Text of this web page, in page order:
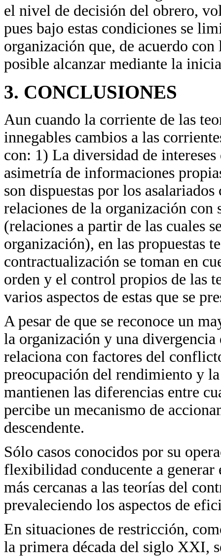
el nivel de decisión del obrero,
pues bajo estas condiciones se
organización que, de acuerdo
posible alcanzar mediante la
3. CONCLUSIONES
Aun cuando la corriente de las
innegables cambios a las
con: 1) La diversidad de
asimetría de informaciones
son dispuestas por los
relaciones de la organización con
(relaciones a partir de las cuales
organización), en las propuestas
contractualización se toman en
orden y el control propios de las
varios aspectos de estas que se
A pesar de que se reconoce un
la organización y una divergencia
relaciona con factores del
preocupación del rendimiento y
mantienen las diferencias entre
percibe un mecanismo de
descendente.
Sólo casos conocidos por su
flexibilidad conducente a generar
más cercanas a las teorías del
prevaleciendo los aspectos de
En situaciones de restricción,
la primera década del siglo XXI,